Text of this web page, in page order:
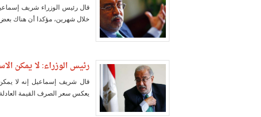
قال رئيس الوزراء شريف
خلال شهرين، مؤكدا أن هناك بعض
رئيس الوزراء: لا يمكن
قال شريف إسماعيل إنه لا
يعكس سعر الصرف القيمة العادلة